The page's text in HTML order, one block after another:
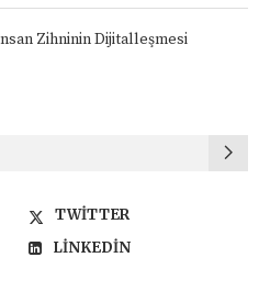
Zihninin Dijitalleşmesi
TWITTER
LINKEDIN